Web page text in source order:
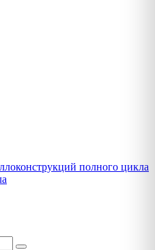
полного цикла